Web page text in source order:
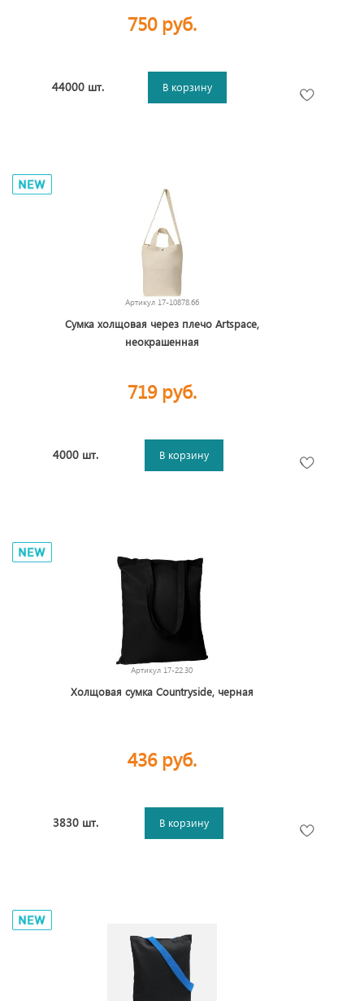
750 руб.
44000 шт. В корзину
Артикул 17-10878.66
Сумка холщовая через плечо Artspace,
неокрашенная
719 руб.
4000 шт. В корзину
Артикул 17-22.30
Холщовая сумка Countryside, черная
436 руб.
3830 шт. В корзину